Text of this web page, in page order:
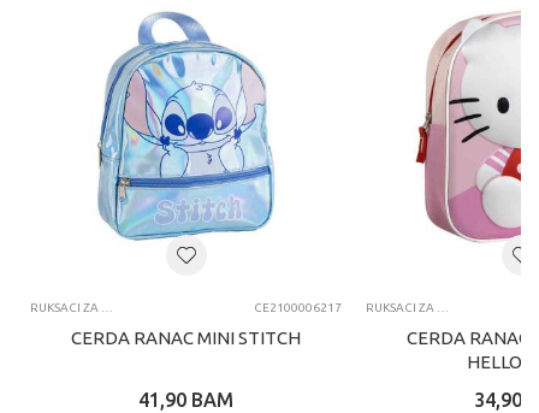
RUKSACI ZA VRTIĆ CE2100006217
CERDA RANAC MINI STITCH
41,90 BAM
RUKSACI ZA VRTIĆ
CERDA RANAC
HELLO
34,90